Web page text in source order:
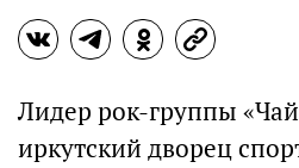
Лидер рок-группы
иркутский дворец